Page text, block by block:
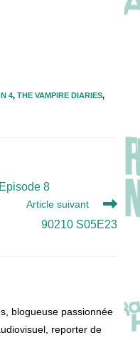
4, THE VAMPIRE DIARIES,
8
Article suivant
90210 S05E23
blogueuse passionnée
reporter de